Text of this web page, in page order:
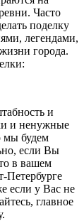
Часто
поделку
легендами,
города.
и
и ненужные
мы будем
если Вы
в вашем
Петербурге
если у Вас не
главное